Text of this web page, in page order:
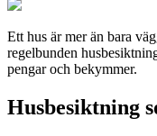
Ett hus är mer än bara
regelbunden
pengar och bekymmer.
Husbesiktning